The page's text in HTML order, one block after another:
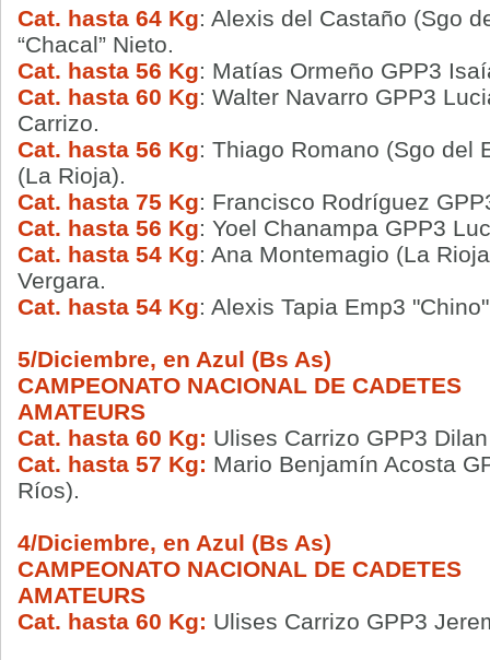
Cat. hasta 64 Kg: Alexis del Castaño (Sgo
“Chacal” Nieto.
Cat. hasta 56 Kg: Matías Ormeño GPP3
Cat. hasta 60 Kg: Walter Navarro GPP3
Carrizo.
Cat. hasta 56 Kg: Thiago Romano (Sgo del
(La Rioja).
Cat. hasta 75 Kg: Francisco Rodríguez
Cat. hasta 56 Kg: Yoel Chanampa GPP3
Cat. hasta 54 Kg: Ana Montemagio (La
Vergara.
Cat. hasta 54 Kg: Alexis Tapia Emp3
5/Diciembre, en Azul (Bs As)
CAMPEONATO NACIONAL DE CADETES
AMATEURS
Cat. hasta 60 Kg: Ulises Carrizo GPP3
Cat. hasta 57 Kg: Mario Benjamín Acosta
Ríos).
4/Diciembre, en Azul (Bs As)
CAMPEONATO NACIONAL DE CADETES
AMATEURS
Cat. hasta 60 Kg: Ulises Carrizo GPP3